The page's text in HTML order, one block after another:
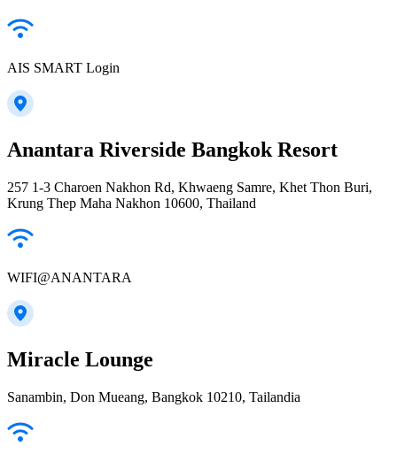
AIS SMART Login
Anantara Riverside Bangkok Resort
257 1-3 Charoen Nakhon Rd, Khwaeng Samre, Khet Thon Buri,
Krung Thep Maha Nakhon 10600, Thailand
WIFI@ANANTARA
Miracle Lounge
Sanambin, Don Mueang, Bangkok 10210, Tailandia